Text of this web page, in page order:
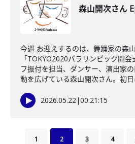
森山開次さん
今週 お迎えするのは、舞踊家の森山
「TOKYO2020パラリンピック開
フ振付を担当、ダンサー、演出家
動を広げている森山開次さん。初
2026.05.22|00:21:15
1 2 3 4